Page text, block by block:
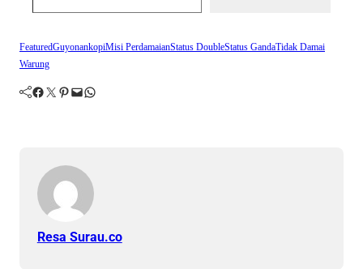
FeaturedGuyonankopiMisi PerdamaianStatus DoubleStatus GandaTidak Damai
Warung
Facebook Twitter Pinterest Mail WhatsApp
Resa Surau.co